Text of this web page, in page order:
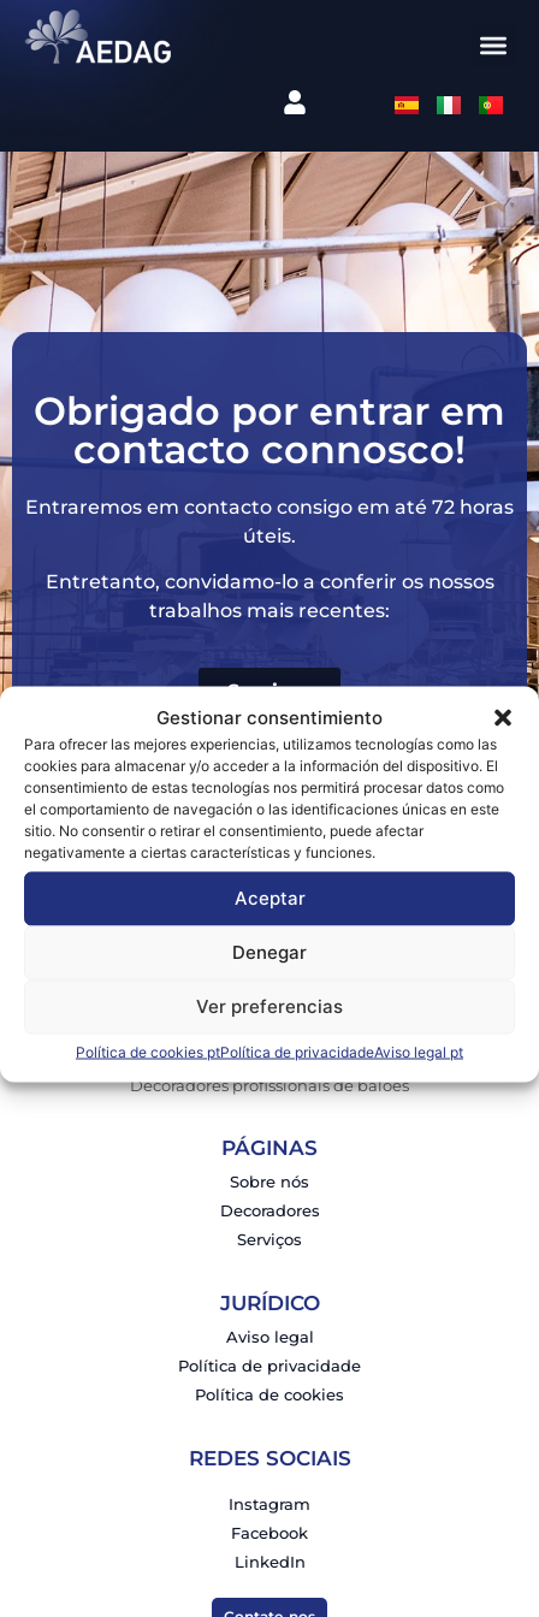
Gestionar consentimiento
Para ofrecer las mejores experiencias, utilizamos tecnologías como las
cookies para almacenar y/o acceder a la información del dispositivo. El
consentimiento de estas tecnologías nos permitirá procesar datos como
el comportamiento de navegación o las identificaciones únicas en este
sitio. No consentir o retirar el consentimiento, puede afectar
negativamente a ciertas características y funciones.
Aceptar
Denegar
Ver preferencias
Política de cookies ptPolítica de privacidadeAviso legal pt
Obrigado por entrar em
contacto connosco!
Entraremos em contacto consigo em até 72 horas
úteis.
Entretanto, convidamo-lo a conferir os nossos
trabalhos mais recentes:
Serviços
Decoradores profissionais de balões
PÁGINAS
Sobre nós
Decoradores
Serviços
JURÍDICO
Aviso legal
Política de privacidade
Política de cookies
REDES SOCIAIS
Instagram
Facebook
LinkedIn